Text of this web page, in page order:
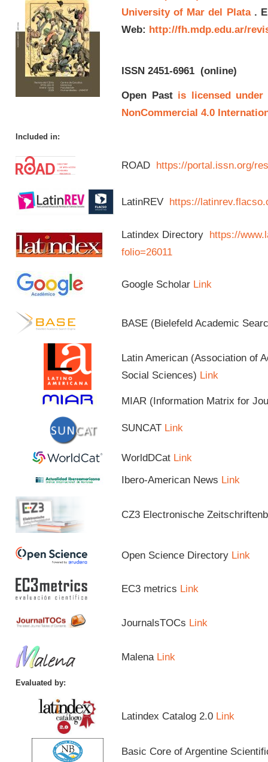
University of Mar del Plata.
Web: http://fh.mdp.edu.ar/
ISSN 2451-6961(online)
Open Past is licensed under
NonCommercial 4.0
Included in:
ROAD https://portal.issn.org/
LatinREV https://
Latindex Directory https://
folio=26011
Google Scholar Link
BASE (Bielefeld Academic
Latin American (Association of
Social Sciences) Link
MIAR (Information Matrix for
SUNCAT Link
WorldDCat Link
Ibero-American News Link
CZ3 Electronische
Open Science Directory Link
EC3 metrics Link
JournalsTOCs Link
Malena Link
Evaluated by:
Latindex Catalog 2.0 Link
Basic Core of Argentine